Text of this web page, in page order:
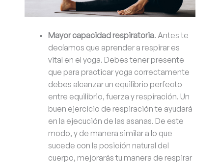
Mayor capacidad respiratoria. Antes te
decíamos que aprender a respirar es
vital en el yoga. Debes tener presente
que para practicar yoga correctamente
debes alcanzar un equilibrio perfecto
entre equilibrio, fuerza y respiración. Un
buen ejercicio de respiración te ayudará
en la ejecución de las asanas. De este
modo, y de manera similar a lo que
sucede con la posición natural del
cuerpo, mejorarás tu manera de respirar